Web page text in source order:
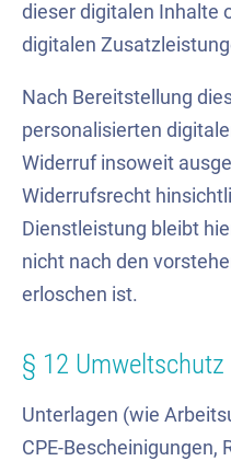
dieser digitalen Inhalte
digitalen
Nach Bereitstellung
personalisierten
Widerruf insoweit
Widerrufsrecht
Dienstleistung bleibt
nicht nach den
erloschen ist.
§ 12 Umweltschutz
Unterlagen (wie
CPE-Bescheinigungen,